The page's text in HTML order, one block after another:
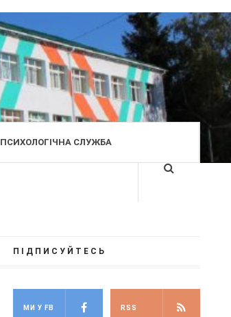
ПСИХОЛОГІЧНА СЛУЖБА
ПІДПИСУЙТЕСЬ
МИ У FB RSS